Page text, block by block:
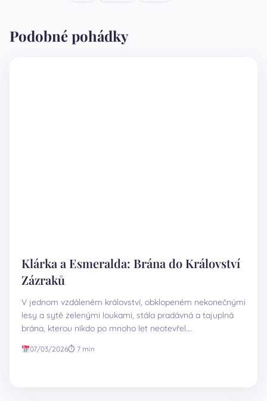
Podobné pohádky
Klárka a Esmeralda: Brána do Království
Zázraků
V jednom vzdáleném království, obklopeném nekonečnými
lesy a sytě zelenými loukami, stála pradávná a tajuplná
brána, kterou nikdo po mnoho let neotevřel.…
07/03/2026⏱ 7 min